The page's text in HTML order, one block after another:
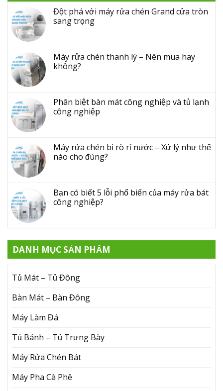
Đột phá với máy rửa chén Grand cửa tròn
sang trọng
Máy rửa chén thanh lý – Nên mua hay
không?
Phân biệt bàn mát công nghiệp và tủ lạnh
công nghiệp
Máy rửa chén bị rò rỉ nước – Xử lý như thế
nào cho đúng?
Bạn có biết 5 lỗi phổ biến của máy rửa bát
công nghiệp?
DANH MỤC SẢN PHẨM
Tủ Mát – Tủ Đông
Bàn Mát – Bàn Đông
Máy Làm Đá
Tủ Bánh – Tủ Trưng Bày
Máy Rửa Chén Bát
Máy Pha Cà Phê